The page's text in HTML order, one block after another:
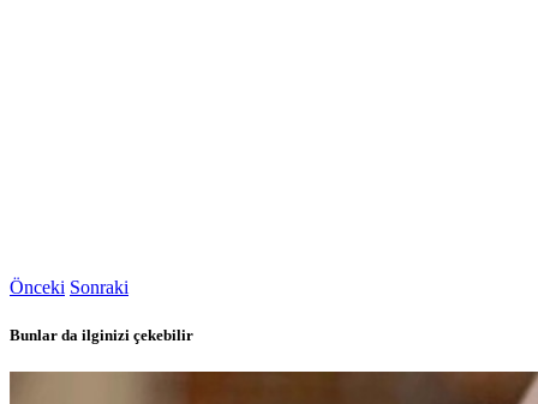
Önceki Sonraki
Bunlar da ilginizi çekebilir